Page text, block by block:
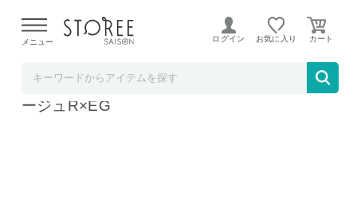
よる配送遅延が発生しております。
メニュー ログイン お気に入り
レジャーシート 3畳用 クッションマット プラ
ージュR×EG